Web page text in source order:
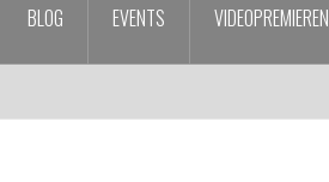
BLOG EVENTS VIDEOPREMIEREN